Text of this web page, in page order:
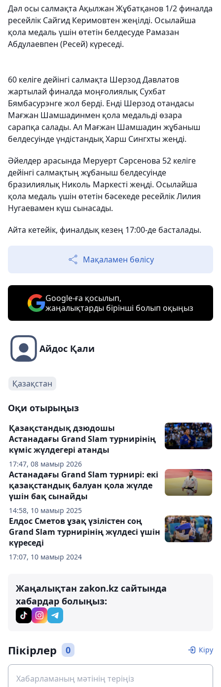
Дәл осы салмақта Ақылжан Жұбатқанов 1/2 финалда
ресейлік Сайгид Керимовтен жеңілді. Осылайша
қола медаль үшін өтетін белдесуде Рамазан
Абдулаевпен (Ресей) күреседі.
60 келіге дейінгі салмақта Шерзод Давлатов
жартылай финалда моңғолиялық Сухбат
Бямбасурэнге жол берді. Енді Шерзод отандасы
Мағжан Шамшадинмен қола медальді өзара
сарапқа салады. Ал Мағжан Шамшадин жұбаныш
белдесуінде үндістандық Харш Сингхты жеңді.
Әйелдер арасында Меруерт Сәрсенова 52 келіге
дейінгі салмақтың жұбаныш белдесуінде
бразилиялық Николь Маркесті жеңді. Осылайша
қола медаль үшін өтетін бәсекеде ресейлік Лилия
Нугаевамен күш сынасады.
Айта кетейік, финалдық кезең 17:00-де басталады.
Мақаламен бөлісу
Google-ға қосылып,
жаңалықтарды бірінші болып оқыңыз
Айдос Қали
Қазақстан
Оқи отырыңыз
17:47, 08 мамыр 2026
Қазақстандық дзюдошы
Астанадағы Grand Slam турнирінің
күміс жүлдегері атанды
14:58, 10 мамыр 2025
Астанадағы Grand Slam турнирі: екі
қазақстандық балуан қола жүлде
үшін бақ сынайды
17:07, 10 мамыр 2024
Елдос Сметов ұзақ үзілістен соң
Grand Slam турнирінің жүлдесі үшін
күреседі
Жаңалықтан zakon.kz сайтында
хабардар болыңыз:
Пікірлер 0 Кіру